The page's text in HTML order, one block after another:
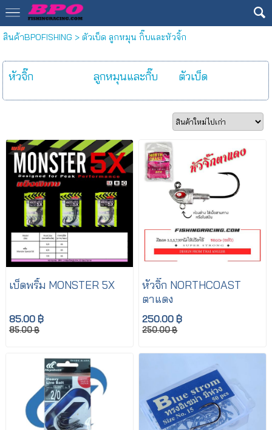
สินค้าBPOFISHING > ตัวเบ็ด ลูกหมุน กิ๊บและหัวจิ้ก
หัวจิ๊ก ลูกหมุนและกิ๊บ ตัวเบ็ด
เบ็ดพริ้ม MONSTER 5X
85.00 ฿
85.00 ฿
หัวจิ๊ก NORTHCOAST
ตาแดง
250.00 ฿
250.00 ฿